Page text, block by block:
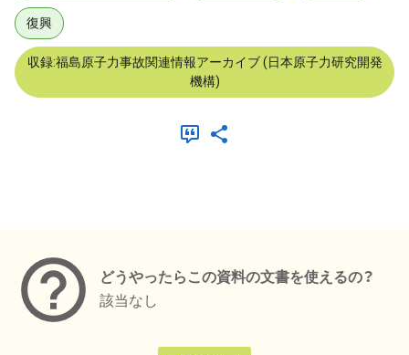
復興
収録:福島原子力事故関連情報アーカイブ (日本原子力研究開発
機構)
どうやったらこの資料の文書を使えるの？
該当なし